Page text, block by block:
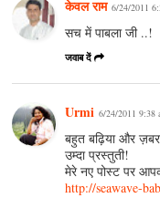
केवल राम 6/24/2011
सच में पाबला जी ..!
जवाब दें
Urmi 6/24/2011 9:38
बहुत बढ़िया और
उम्दा प्रस्तुती!
मेरे नए पोस्ट पर
http://seawave-